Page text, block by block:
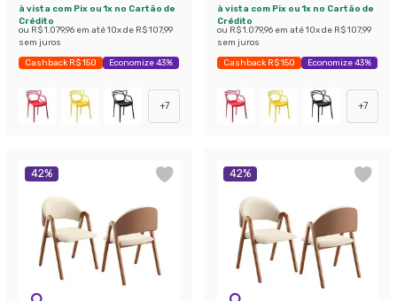
à vista com Pix ou 1x no Cartão de
Crédito
ou R$ 1.079,96 em até10x de R$ 107,99
sem juros
Cashback R$ 150 Economize 43%
+7
à vista com Pix ou 1x no Cartão de
Crédito
ou R$ 1.079,96 em até10x de R$ 107,99
sem juros
Cashback R$ 150 Economize 43%
+7
42% 42%